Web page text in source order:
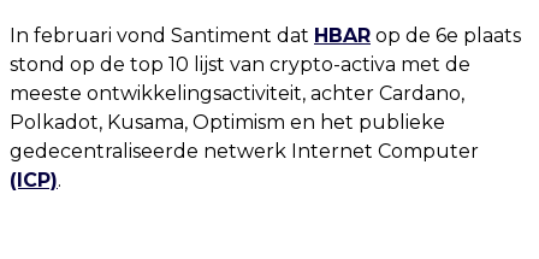
In februari vond Santiment dat HBAR op de 6e plaats
stond op de top 10 lijst van crypto-activa met de
meeste ontwikkelingsactiviteit, achter Cardano,
Polkadot, Kusama, Optimism en het publieke
gedecentraliseerde netwerk Internet Computer
(ICP).